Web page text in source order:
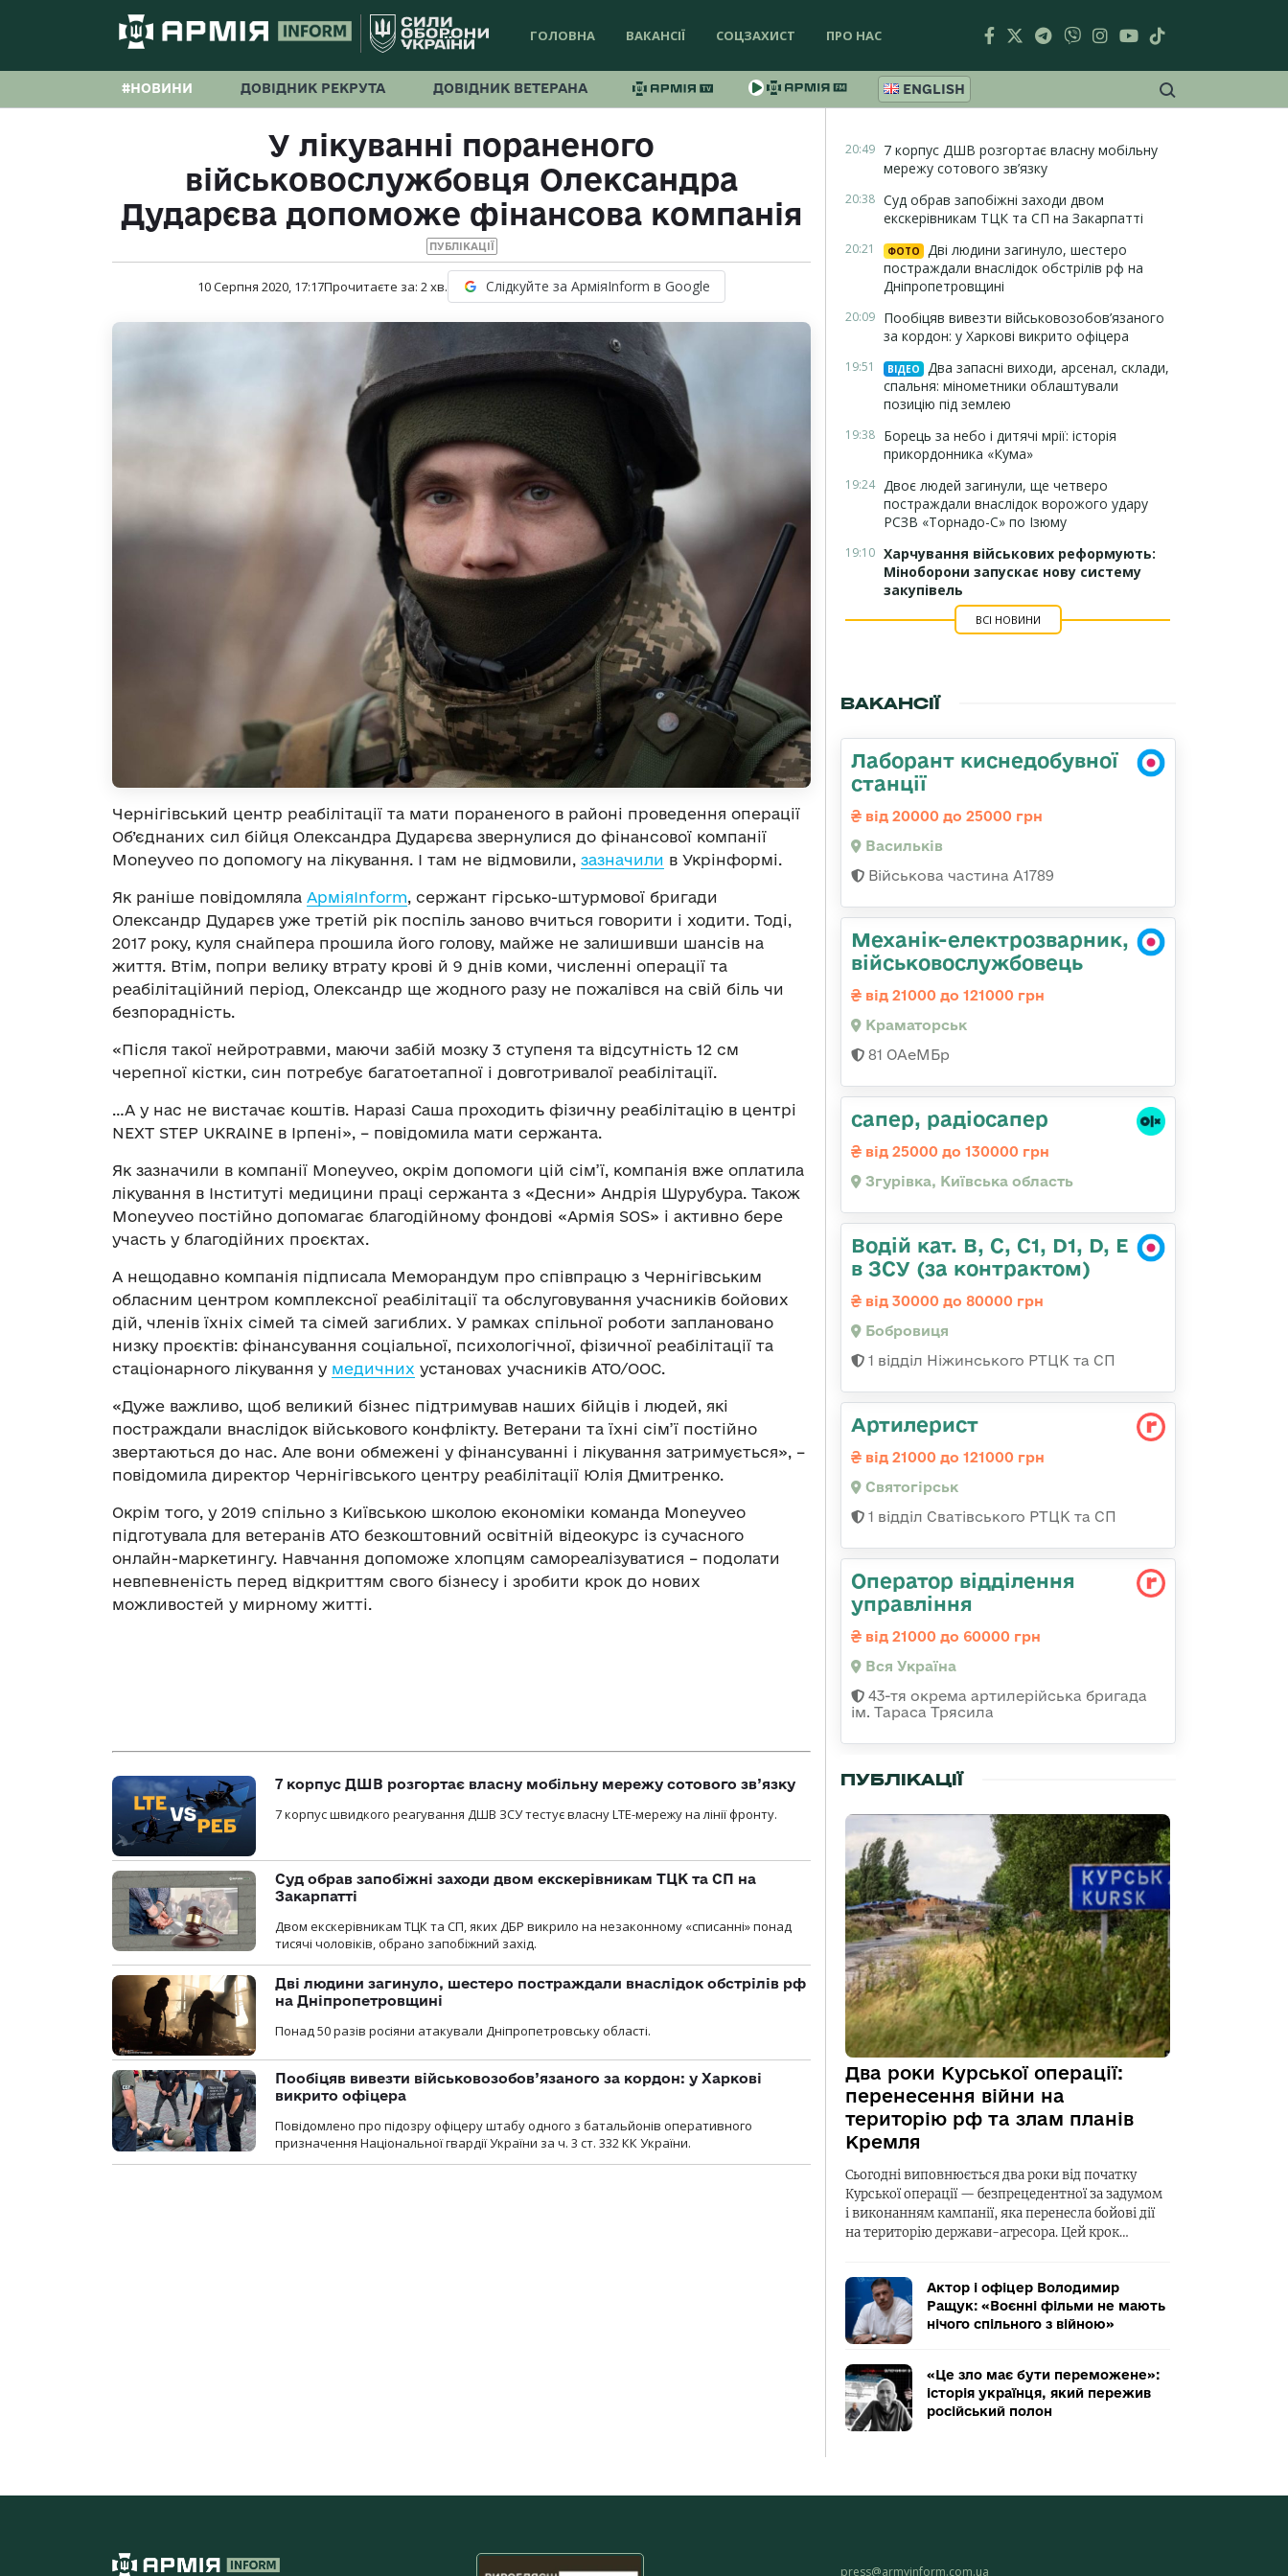
ГОЛОВНА ВАКАНСІЇ СОЦЗАХИСТ ПРО НАС
#НОВИНИ ДОВІДНИК РЕКРУТА ДОВІДНИК ВЕТЕРАНА ENGLISH
У лікуванні пораненого
військовослужбовця Олександра
Дударєва допоможе фінансова компанія
ПУБЛІКАЦІЇ
10 Серпня 2020, 17:17Прочитаєте за: 2хв. Слідкуйте за АрміяInform в Google
Чернігівський центр реабілітації та мати пораненого в районі проведення операції
Об’єднаних сил бійця Олександра Дударєва звернулися до фінансової компанії
Moneyveo по допомогу на лікування. І там не відмовили, зазначили в Укрінформі.
Як раніше повідомляла АрміяInform, сержант гірсько-штурмової бригади
Олександр Дударєв уже третій рік поспіль заново вчиться говорити і ходити. Тоді,
2017 року, куля снайпера прошила його голову, майже не залишивши шансів на
життя. Втім, попри велику втрату крові й 9 днів коми, численні операції та
реабілітаційний період, Олександр ще жодного разу не пожалівся на свій біль чи
безпорадність.
«Після такої нейротравми, маючи забій мозку 3 ступеня та відсутність 12 см
черепної кістки, син потребує багатоетапної і довготривалої реабілітації.
…А у нас не вистачає коштів. Наразі Саша проходить фізичну реабілітацію в центрі
NEXT STEP UKRAINE в Ірпені», – повідомила мати сержанта.
Як зазначили в компанії Moneyveo, окрім допомоги цій сім’ї, компанія вже оплатила
лікування в Інституті медицини праці сержанта з «Десни» Андрія Шурубура. Також
Moneyveo постійно допомагає благодійному фондові «Армія SOS» і активно бере
участь у благодійних проєктах.
А нещодавно компанія підписала Меморандум про співпрацю з Чернігівським
обласним центром комплексної реабілітації та обслуговування учасників бойових
дій, членів їхніх сімей та сімей загиблих. У рамках спільної роботи заплановано
низку проєктів: фінансування соціальної, психологічної, фізичної реабілітації та
стаціонарного лікування у медичних установах учасників АТО/ООС.
«Дуже важливо, щоб великий бізнес підтримував наших бійців і людей, які
постраждали внаслідок військового конфлікту. Ветерани та їхні сім’ї постійно
звертаються до нас. Але вони обмежені у фінансуванні і лікування затримується», –
повідомила директор Чернігівського центру реабілітації Юлія Дмитренко.
Окрім того, у 2019 спільно з Київською школою економіки команда Moneyveo
підготувала для ветеранів АТО безкоштовний освітній відеокурс із сучасного
онлайн-маркетингу. Навчання допоможе хлопцям самореалізуватися – подолати
невпевненість перед відкриттям свого бізнесу і зробити крок до нових
можливостей у мирному житті.
7 корпус ДШВ розгортає власну мобільну мережу сотового зв’язку
7 корпус швидкого реагування ДШВ ЗСУ тестує власну LTE-мережу на лінії фронту.
Суд обрав запобіжні заходи двом екскерівникам ТЦК та СП на
Закарпатті
Двом екскерівникам ТЦК та СП, яких ДБР викрило на незаконному «списанні» понад
тисячі чоловіків, обрано запобіжний захід.
Дві людини загинуло, шестеро постраждали внаслідок обстрілів рф
на Дніпропетровщині
Понад 50 разів росіяни атакували Дніпропетровську області.
Пообіцяв вивезти військовозобов’язаного за кордон: у Харкові
викрито офіцера
Повідомлено про підозру офіцеру штабу одного з батальйонів оперативного
призначення Національної гвардії України за ч. 3 ст. 332 КК України.
20:49 7 корпус ДШВ розгортає власну мобільну
мережу сотового зв’язку
20:38 Суд обрав запобіжні заходи двом
екскерівникам ТЦК та СП на Закарпатті
20:21 ФОТО
Дві людини загинуло, шестеро
постраждали внаслідок обстрілів рф на
Дніпропетровщині
20:09 Пообіцяв вивезти військовозобов’язаного
за кордон: у Харкові викрито офіцера
19:51 ВІДЕО
Два запасні виходи, арсенал, склади,
спальня: мінометники облаштували
позицію під землею
19:38 Борець за небо і дитячі мрії: історія
прикордонника «Кума»
19:24 Двоє людей загинули, ще четверо
постраждали внаслідок ворожого удару
РСЗВ «Торнадо-С» по Ізюму
19:10 Харчування військових реформують:
Міноборони запускає нову систему
закупівель
ВСІ НОВИНИ
ВАКАНСІЇ
Лаборант киснедобувної
станції
від 20000 до 25000 грн
Васильків
Військова частина А1789
Механік-електрозварник,
військовослужбовець
від 21000 до 121000 грн
Краматорськ
81 ОАеМБр
сапер, радіосапер
від 25000 до 130000 грн
Згурівка, Київська область
Водій кат. В, С, С1, D1, D, E
в ЗСУ (за контрактом)
від 30000 до 80000 грн
Бобровиця
1 відділ Ніжинського РТЦК та СП
Артилерист
від 21000 до 121000 грн
Святогірськ
1 відділ Сватівського РТЦК та СП
Оператор відділення
управління
від 21000 до 60000 грн
Вся Україна
43-тя окрема артилерійська бригада
ім. Тараса Трясила
ПУБЛІКАЦІЇ
Два роки Курської операції:
перенесення війни на
територію рф та злам планів
Кремля
Сьогодні виповнюється два роки від початку
Курської операції — безпрецедентної за задумом
і виконанням кампанії, яка перенесла бойові дії
на територію держави-агресора. Цей крок…
Актор і офіцер Володимир
Ращук: «Воєнні фільми не мають
нічого спільного з війною»
«Це зло має бути переможене»:
історія українця, який пережив
російський полон
press@armyinform.com.ua